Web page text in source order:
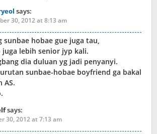
says:
30, 2012 at 8:13 am
sunbae hobae gue juga tau,
lebih senior jyp kali.
dia duluan yg jadi penyanyi.
sunbae-hobae boyfriend ga bakal
AS.
says:
30, 2012 at 7:13 am